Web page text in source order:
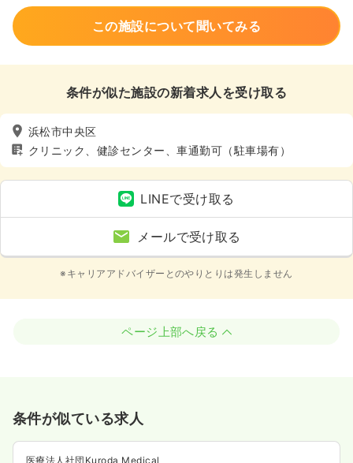
この施設について聞いてみる
条件が似た施設の新着求人を受け取る
浜松市中央区
クリニック、健診センター、車通勤可（駐車場有）
LINEで受け取る
メールで受け取る
※キャリアアドバイザーとのやりとりは発生しません
ページ上部へ戻る
条件が似ている求人
医療法人社団Kuroda Medical